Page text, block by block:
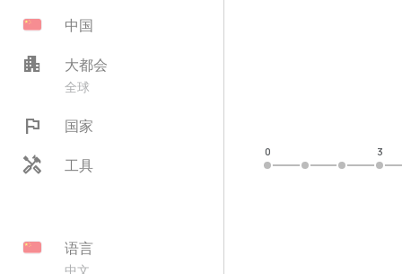
中国
apartment 大都会
全球
flag 国家
handyman 工具
语言
中文
0 3